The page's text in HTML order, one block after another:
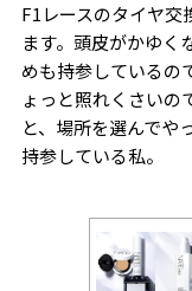
F1レースのタイヤ交
ます。頭皮がかゆく
めも持参しているの
ょっと照れくさいの
と、場所を選んでや
持参している私。